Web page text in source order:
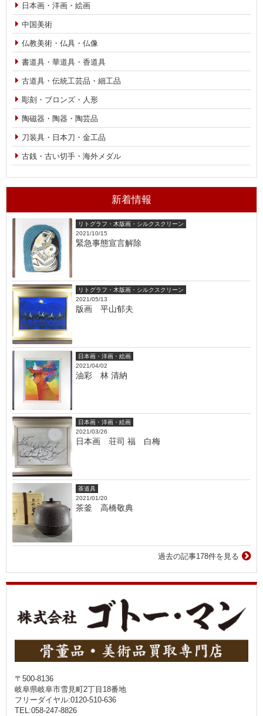
日本画・洋画・絵画
中国美術
仏教美術・仏具・仏像
書道具・華道具・香道具
古道具・伝統工芸品・細工品
彫刻・ブロンズ・人形
陶磁器・陶器・陶芸品
刀装具・日本刀・金工品
古銭・古い切手・海外メダル
新着情報
リトグラフ・木版画・シルクスクリーン
2021/10/15
緊急事態宣言解除
リトグラフ・木版画・シルクスクリーン
2021/05/13
版画 平山郁夫
日本画・洋画・絵画
2021/04/02
油彩 林 清納
日本画・洋画・絵画
2021/03/26
日本画 荘司 福 白梅
茶道具
2021/01/20
茶釜 高橋敬典
過去の記事178件を見る
〒500-8136
岐阜県岐阜市雪見町2丁目18番地
フリーダイヤル:0120-510-636
TEL:058-247-8826